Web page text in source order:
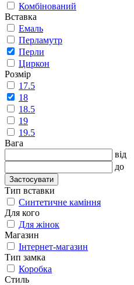
Комбінований
Вставка
Емаль
Перламутр
Перли
Циркон
Розмір
17.5
18
18.5
19
19.5
Вага
від
до
Застосувати
Тип вставки
Синтетичне каміння
Для кого
Для жінок
Магазин
Інтернет-магазин
Тип замка
Коробка
Стиль